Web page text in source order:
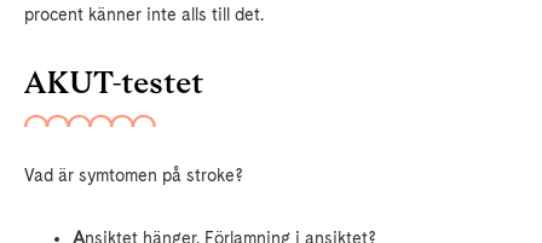
procent känner inte alls till det.
AKUT-testet
Vad är symtomen på stroke?
Ansiktet hänger. Förlamning i ansiktet?